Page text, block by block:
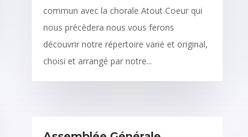
commun avec la chorale Atout Coeur qui
nous précèdera nous vous ferons
découvrir notre répertoire varié et original,
choisi et arrangé par notre...